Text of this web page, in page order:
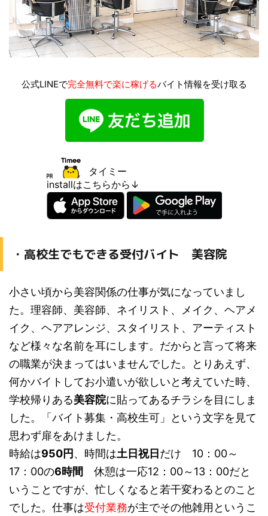
公式LINEで完全無料で楽に稼げるバイト情報を受け取る
タイミー
installはこちらから↓
・高校生でもできる受付バイト 美容院
小さい頃から美容関係の仕事が気になっていまし
た。理容師、美容師、ネイリスト、メイク、ヘアメ
イク、ヘアアレンジ、スタイリスト、アーティスト
など様々な名前を耳にします。だからと言って将来
の職業が決まってはいませんでした。とりあえず、
何かバイトしてお小遣いが欲しいと考えていた時、
学校帰りある美容院に貼ってあるチラシを目にしま
した。
「バイト募集・高校生可 」
という文字を見て
思わず扉をあけました。
時給は950円、時間は土日祝日だけ 10：00～
17：00の6時間 休憩は一応12：00～13：00だと
いうことですが、忙しくなると若干変わるとのこと
でした。仕事は受付業務が主でその他雑用というこ